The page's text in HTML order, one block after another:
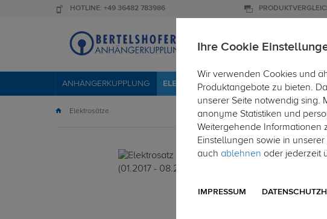
HOTLINE: +49 36482 783986
ANHÄNGERKUPPLUNG ELEKTROSÄTZE DACHTRÄGER
Elektrosätze
Ihre Cookie
Wir verwenden Cookies und
Produktangebote zu bieten.
unserer Seite notwendig sing.
anonyme Statistiken und
Weitergehende Informationen
Einstellungen sowie in unserer
auch ablehnen oder jederzeit
IMPRESSUM